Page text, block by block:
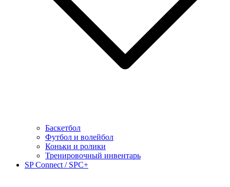
Баскетбол
Футбол и волейбол
Коньки и ролики
Тренировочный инвентарь
SP Connect / SPC+